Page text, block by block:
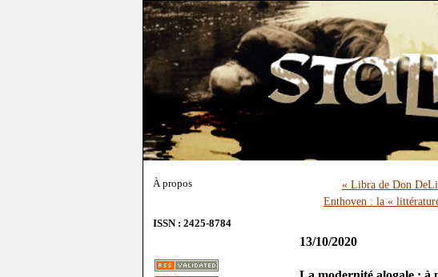
À propos
ISSN : 2425-8784
« Libra de Don
Enthoven : la «
13/10/2020